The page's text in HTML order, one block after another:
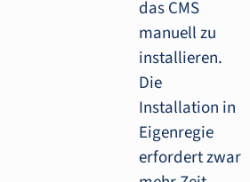
das CMS
manuell zu
installieren.
Die
Installation in
Eigenregie
erfordert zwar